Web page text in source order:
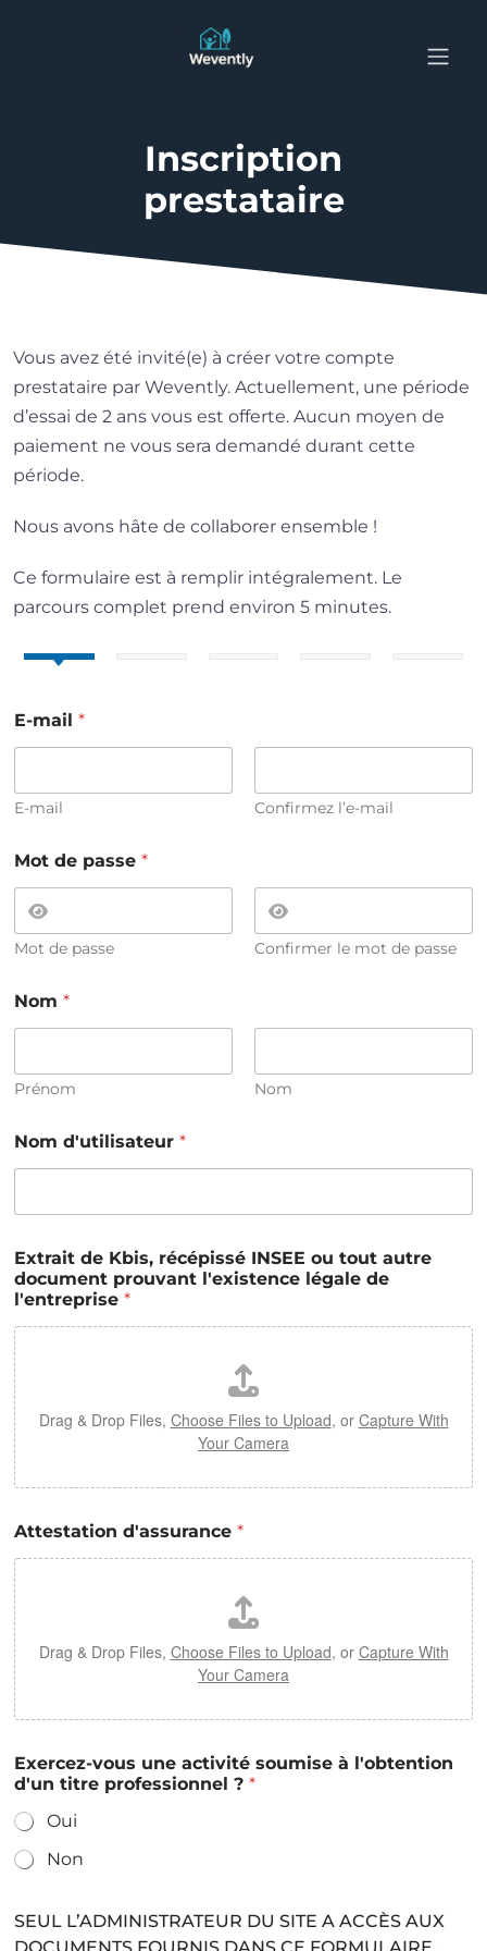
Inscription
prestataire
Vous avez été invité(e) à créer votre compte
prestataire par Wevently. Actuellement, une période
d’essai de 2 ans vous est offerte. Aucun moyen de
paiement ne vous sera demandé durant cette
période.
Nous avons hâte de collaborer ensemble !
Ce formulaire est à remplir intégralement. Le
parcours complet prend environ 5 minutes.
E-mail *
E-mail Confirmez l’e-mail
Mot de passe *
Mot de passe Confirmer le mot de passe
Nom *
Prénom Nom
Nom d'utilisateur *
Extrait de Kbis, récépissé INSEE ou tout autre
document prouvant l'existence légale de
l'entreprise *
Drag & Drop Files, Choose Files to Upload, or Capture With
Your Camera
Attestation d'assurance *
Drag & Drop Files, Choose Files to Upload, or Capture With
Your Camera
Exercez-vous une activité soumise à l'obtention
d'un titre professionnel ? *
Oui
Non
é
g
SEUL L’ADMINISTRATEUR DU SITE A ACCÈS AUX